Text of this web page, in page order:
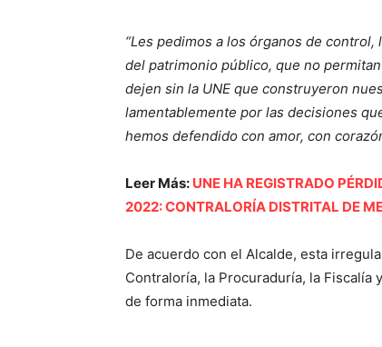
“Les pedimos a los órganos de
del patrimonio público, que no
dejen sin la UNE que construyeron
lamentablemente por las decisiones
hemos defendido con amor, con
Leer Más: UNE HA REGISTRADO
2022: CONTRALORÍA DISTRITAL DE
De acuerdo con el Alcalde, esta
Contraloría, la Procuraduría, la Fiscalía
de forma inmediata.